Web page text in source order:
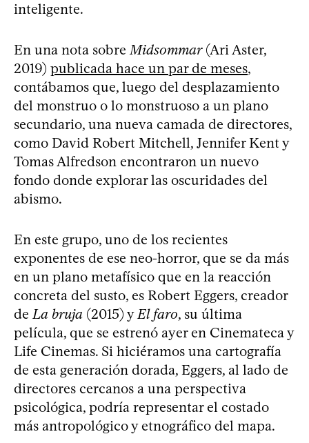
inteligente.
En una nota sobreMidsommar(Ari Aster,
2019) publicada hace un par de meses,
contábamos que, luego del desplazamiento
del monstruo o lo monstruoso a un plano
secundario, una nueva camada de directores,
como David Robert Mitchell, Jennifer Kent y
Tomas Alfredson encontraron un nuevo
fondo donde explorar las oscuridades del
abismo.
En este grupo, uno de los recientes
exponentes de ese neo-horror, que se da más
en un plano metafísico que en la reacción
concreta del susto, es Robert Eggers, creador
deLa bruja (2015) yEl faro, su última
película, que se estrenó ayer en Cinemateca y
Life Cinemas. Si hiciéramos una cartografía
de esta generación dorada, Eggers, al lado de
directores cercanos a una perspectiva
psicológica, podría representar el costado
más antropológico y etnográfico del mapa.